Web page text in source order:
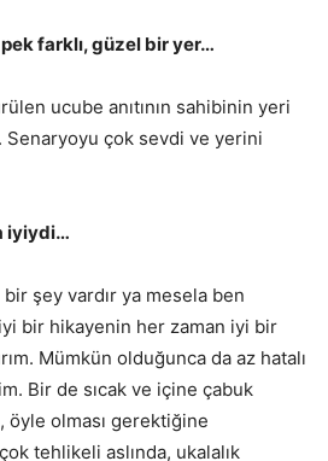
farklı, güzel bir yer…
ucube anıtının sahibinin yeri
Senaryoyu çok sevdi ve yerini
iyiydi…
şey vardır ya mesela ben
bir hikayenin her zaman iyi bir
Mümkün olduğunca da az hatalı
Bir de sıcak ve içine çabuk
öyle olması gerektiğine
tehlikeli aslında, ukalalık